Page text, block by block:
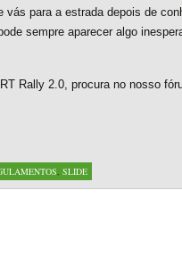
vás para a estrada depois de
sempre aparecer algo
Rally 2.0, procura no nosso
, SLIDE